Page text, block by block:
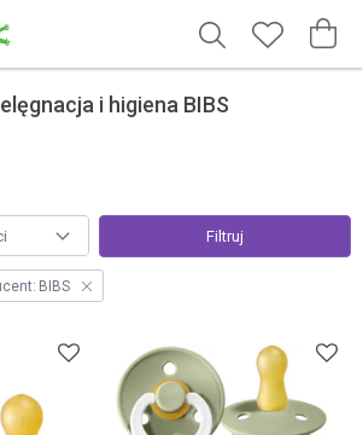
i higiena BIBS
Filtruj
BIBS